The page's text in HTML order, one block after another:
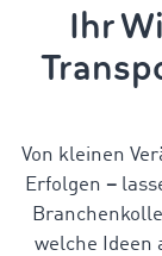
Ihr
Von kleinen
Erfolgen –
welche Ideen